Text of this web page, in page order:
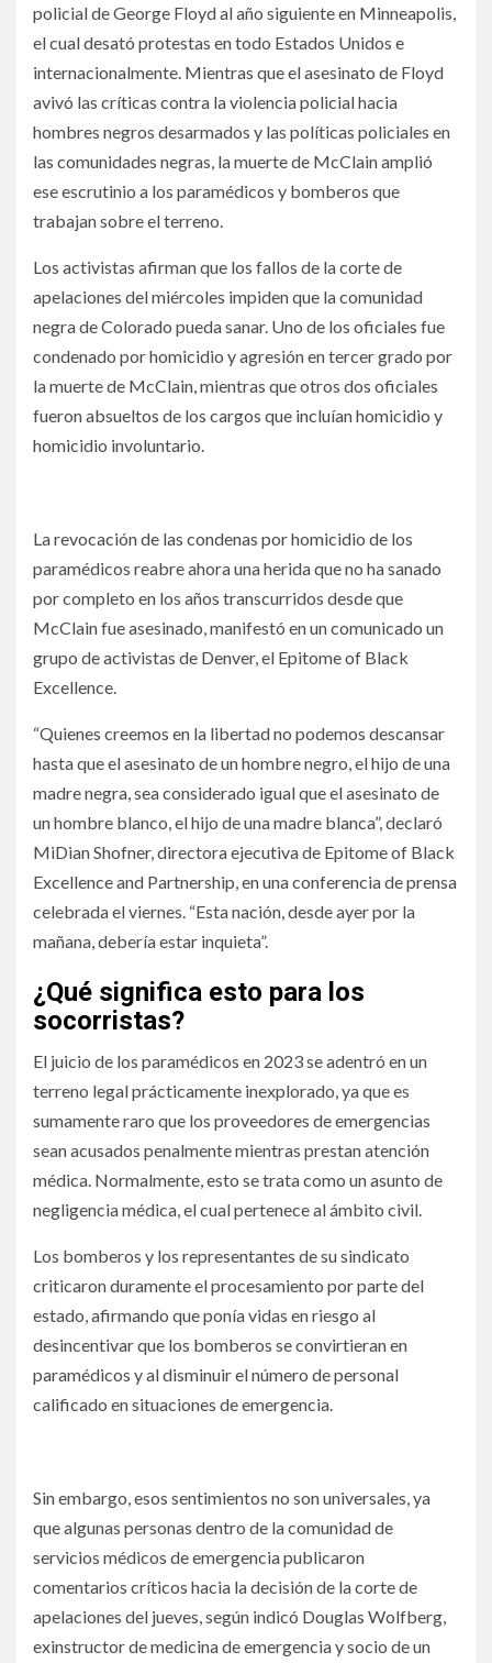
policial de George Floyd al año siguiente en Minneapolis,
el cual desató protestas en todo Estados Unidos e
internacionalmente. Mientras que el asesinato de Floyd
avivó las críticas contra la violencia policial hacia
hombres negros desarmados y las políticas policiales en
las comunidades negras, la muerte de McClain amplió
ese escrutinio a los paramédicos y bomberos que
trabajan sobre el terreno.
Los activistas afirman que los fallos de la corte de
apelaciones del miércoles impiden que la comunidad
negra de Colorado pueda sanar. Uno de los oficiales fue
condenado por homicidio y agresión en tercer grado por
la muerte de McClain, mientras que otros dos oficiales
fueron absueltos de los cargos que incluían homicidio y
homicidio involuntario.
La revocación de las condenas por homicidio de los
paramédicos reabre ahora una herida que no ha sanado
por completo en los años transcurridos desde que
McClain fue asesinado, manifestó en un comunicado un
grupo de activistas de Denver, el Epitome of Black
Excellence.
“Quienes creemos en la libertad no podemos descansar
hasta que el asesinato de un hombre negro, el hijo de una
madre negra, sea considerado igual que el asesinato de
un hombre blanco, el hijo de una madre blanca”, declaró
MiDian Shofner, directora ejecutiva de Epitome of Black
Excellence and Partnership, en una conferencia de prensa
celebrada el viernes. “Esta nación, desde ayer por la
mañana, debería estar inquieta”.
¿Qué significa esto para los
socorristas?
El juicio de los paramédicos en 2023 se adentró en un
terreno legal prácticamente inexplorado, ya que es
sumamente raro que los proveedores de emergencias
sean acusados penalmente mientras prestan atención
médica. Normalmente, esto se trata como un asunto de
negligencia médica, el cual pertenece al ámbito civil.
Los bomberos y los representantes de su sindicato
criticaron duramente el procesamiento por parte del
estado, afirmando que ponía vidas en riesgo al
desincentivar que los bomberos se convirtieran en
paramédicos y al disminuir el número de personal
calificado en situaciones de emergencia.
Sin embargo, esos sentimientos no son universales, ya
que algunas personas dentro de la comunidad de
servicios médicos de emergencia publicaron
comentarios críticos hacia la decisión de la corte de
apelaciones del jueves, según indicó Douglas Wolfberg,
exinstructor de medicina de emergencia y socio de un